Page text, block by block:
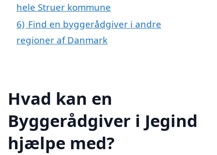
hele Struer kommune
6) Find en byggerådgiver i andre
regioner af Danmark
Hvad kan en
Byggerådgiver i Jegind
hjælpe med?